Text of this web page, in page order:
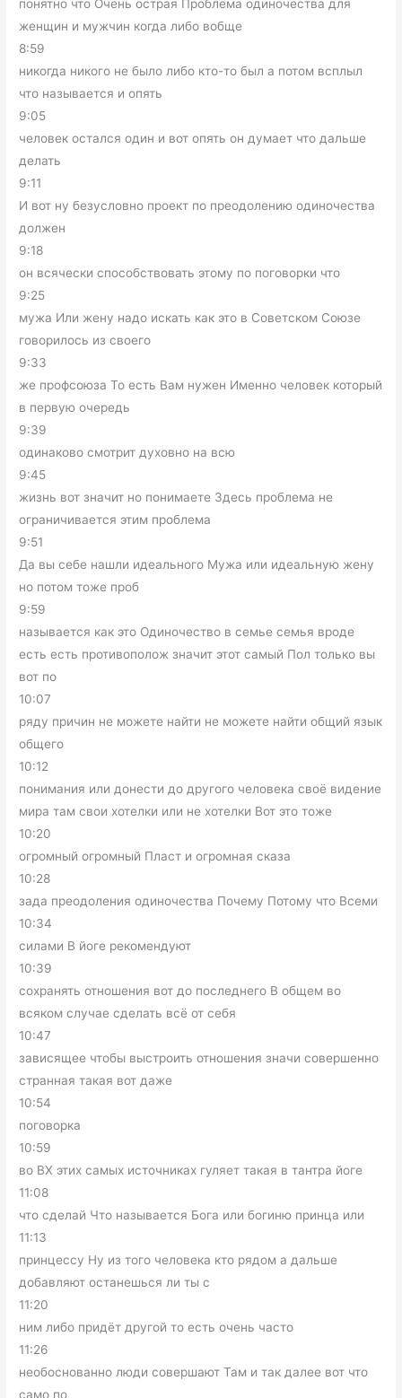
понятно что Очень острая Проблема одиночества для
женщин и мужчин когда либо вобще
8:59
никогда никого не было либо кто-то был а потом всплыл
что называется и опять
9:05
человек остался один и вот опять он думает что дальше
делать
9:11
И вот ну безусловно проект по преодолению одиночества
должен
9:18
он всячески способствовать этому по поговорки что
9:25
мужа Или жену надо искать как это в Советском Союзе
говорилось из своего
9:33
же профсоюза То есть Вам нужен Именно человек который
в первую очередь
9:39
одинаково смотрит духовно на всю
9:45
жизнь вот значит но понимаете Здесь проблема не
ограничивается этим проблема
9:51
Да вы себе нашли идеального Мужа или идеальную жену
но потом тоже проб
9:59
называется как это Одиночество в семье семья вроде
есть есть противополож значит этот самый Пол только вы
вот по
10:07
ряду причин не можете найти не можете найти общий язык
общего
10:12
понимания или донести до другого человека своё видение
мира там свои хотелки или не хотелки Вот это тоже
10:20
огромный огромный Пласт и огромная сказа
10:28
зада преодоления одиночества Почему Потому что Всеми
10:34
силами В йоге рекомендуют
10:39
сохранять отношения вот до последнего В общем во
всяком случае сделать всё от себя
10:47
зависящее чтобы выстроить отношения значи совершенно
странная такая вот даже
10:54
поговорка
10:59
во ВХ этих самых источниках гуляет такая в тантра йоге
11:08
что сделай Что называется Бога или богиню принца или
11:13
принцессу Ну из того человека кто рядом а дальше
добавляют останешься ли ты с
11:20
ним либо придёт другой то есть очень часто
11:26
необоснованно люди совершают Там и так далее вот что
само по